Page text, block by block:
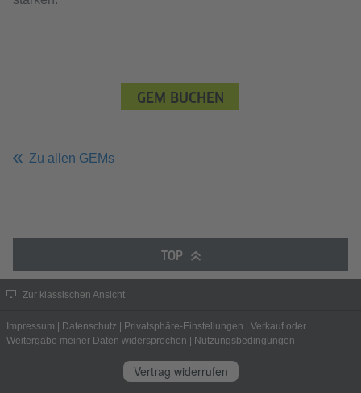
GEM BUCHEN
Zu allen GEMs
TOP
Zur klassischen Ansicht
Impressum Datenschutz Privatsphäre-Einstellungen
Verkauf oder
Weitergabe meiner Daten widersprechen
Nutzungsbedingungen
Vertrag widerrufen